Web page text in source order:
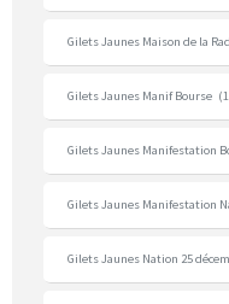
Gilets Jaunes Maison de la
Gilets Jaunes Manif Bourse
Gilets Jaunes Manifestation
Gilets Jaunes Manifestation
Gilets Jaunes Nation 25